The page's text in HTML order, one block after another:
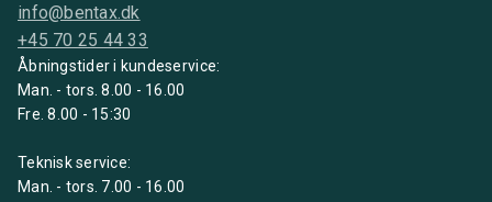
info@bentax.dk
+45 70 25 44 33
Åbningstider i kundeservice:
Man. - tors. 8.00 - 16.00
Fre. 8.00 - 15:30
Teknisk service:
Man. - tors. 7.00 - 16.00